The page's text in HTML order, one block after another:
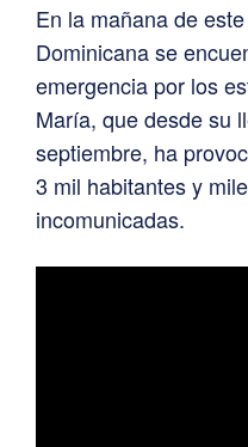
En la mañana de
Dominicana se
emergencia por los
María, que desde su
septiembre, ha
3 mil habitantes y
incomunicadas.